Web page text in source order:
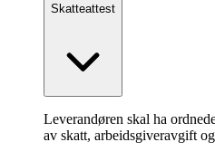
Skatteattest
Leverandøren skal ha
av skatt, arbeidsgiveravgift